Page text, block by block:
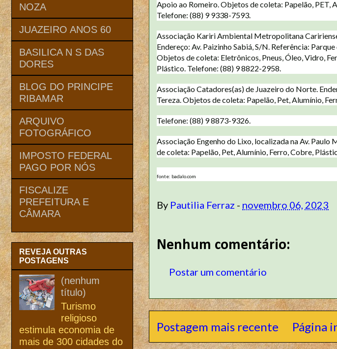
Apoio ao Romeiro. Objetos de coleta: Papelão, PET,
Telefone: (88) 9 9338-7593.
Associação Kariri Ambiental Metropolitana
Endereço: Av. Paizinho Sabiá, S/N. Referência:
Objetos de coleta: Eletrônicos, Pneus, Óleo, Vidro,
Plástico. Telefone: (88) 9 8822-2958.
Associação Catadores(as) de Juazeiro do Norte.
Tereza. Objetos de coleta: Papelão, Pet, Alumínio,
Telefone: (88) 9 8873-9326.
Associação Engenho do Lixo, localizada na Av.
de coleta: Papelão, Pet, Alumínio, Ferro, Cobre,
fonte: badalo.com
By Pautilia Ferraz - novembro 06, 2023
Nenhum comentário:
Postar um comentário
Postagem mais recente Página
NOZA
JUAZEIRO ANOS 60
BASILICA N S DAS
DORES
BLOG DO PRINCIPE
RIBAMAR
ARQUIVO
FOTOGRÁFICO
IMPOSTO FEDERAL
PAGO POR NÓS
FISCALIZE
PREFEITURA E
CÂMARA
REVEJA OUTRAS
POSTAGENS
(nenhum
título)
Turismo
religioso
estimula economia de
mais de 300 cidades do